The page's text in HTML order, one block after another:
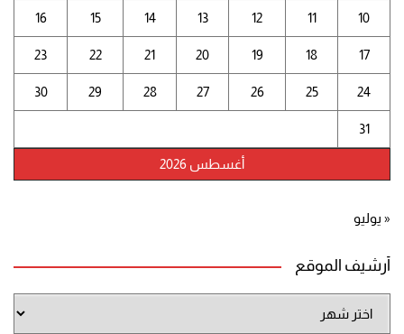
أغسطس 2026
10
11
12
13
14
15
16
17
18
19
20
21
22
23
24
25
26
27
28
29
30
31
« يوليو
أرشيف الموقع
الموقع